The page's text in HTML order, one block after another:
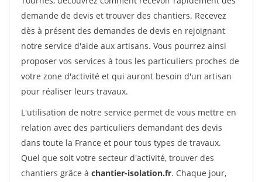
demande de devis et trouver des chantiers. Recevez
dès à présent des demandes de devis en rejoignant
notre service d'aide aux artisans. Vous pourrez ainsi
proposer vos services à tous les particuliers proches de
votre zone d'activité et qui auront besoin d'un artisan
pour réaliser leurs travaux.
L'utilisation de notre service permet de vous mettre en
relation avec des particuliers demandant des devis
dans toute la France et pour tous types de travaux.
Quel que soit votre secteur d'activité, trouver des
chantiers grâce à chantier-isolation.fr. Chaque jour,